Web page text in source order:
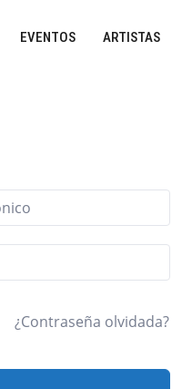
EVENTOS ARTISTAS
¿Contraseña olvidada?